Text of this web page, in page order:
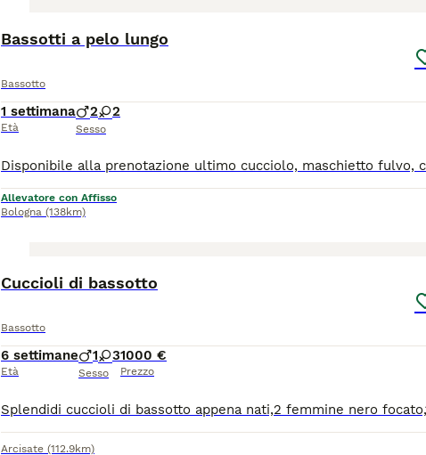
Bassotti a pelo lungo
Bassotto
1 settimana
Età
2 2
Sesso
Allevatore con Affisso
Bologna (138km)
Cuccioli di bassotto
Bassotto
6 settimane
Età
1 3
Sesso
1000 €
Prezzo
Arcisate (112.9km)